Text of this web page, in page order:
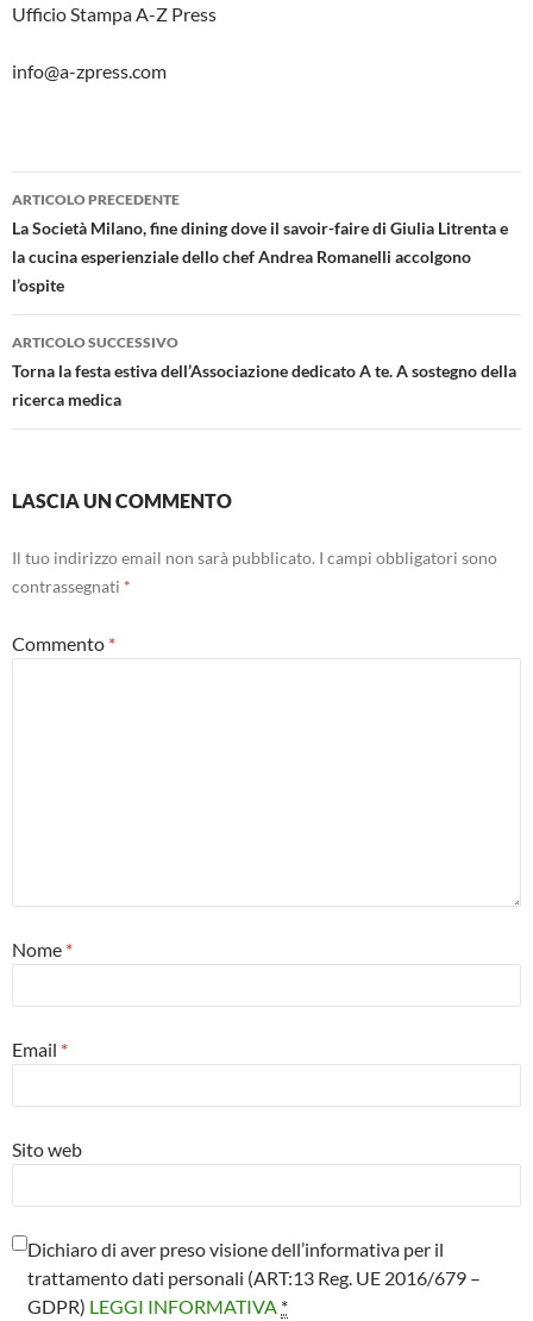
Ufficio Stampa A-Z Press
info@a-zpress.com
Navigazione
articolo
ARTICOLO PRECEDENTE
La Società Milano, fine dining dove il savoir-faire di Giulia Litrenta e
la cucina esperienziale dello chef Andrea Romanelli accolgono
l’ospite
ARTICOLO SUCCESSIVO
Torna la festa estiva dell’Associazione dedicato A te. A sostegno della
ricerca medica
LASCIA UN COMMENTO
Il tuo indirizzo email non sarà pubblicato. I campi obbligatori sono
contrassegnati *
Commento *
Nome *
Email *
Sito web
Dichiaro di aver preso visione dell’informativa per il
trattamento dati personali (ART:13 Reg. UE 2016/679 –
GDPR) LEGGI INFORMATIVA *